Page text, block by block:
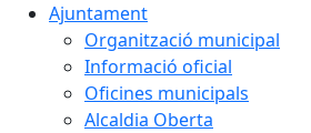
Ajuntament
Organització municipal
Informació oficial
Oficines municipals
Alcaldia Oberta